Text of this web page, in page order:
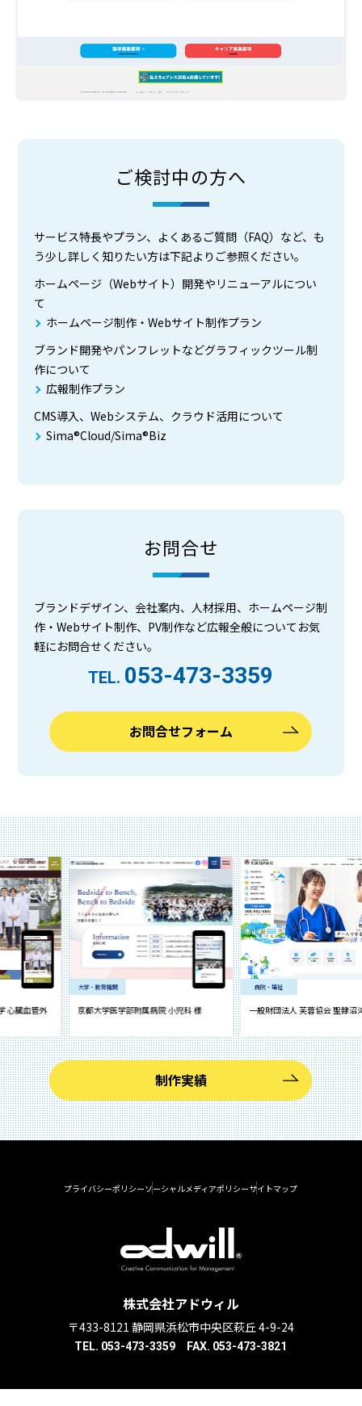
ご検討中の方へ
サービス特長やプラン、よくあるご質問（FAQ）など、も
う少し詳しく知りたい方は下記よりご参照ください。
ホームページ（Webサイト）開発やリニューアルについ
て
ホームページ制作・Webサイト制作プラン
ブランド開発やパンフレットなどグラフィックツール制
作について
広報制作プラン
CMS導入、Webシステム、クラウド活用について
Sima®Cloud/Sima®Biz
お問合せ
ブランドデザイン、会社案内、人材採用、ホームページ制
作・Webサイト制作、PV制作など広報全般についてお気
軽にお問合せください。
TEL. 053-473-3359
お問合せフォーム
管外
大学・教育機関
京都大学医学部附属病院 小児科 様
病院・福祉
一般財団法人 芙蓉協会 聖隷沼津病院
制作実績
プライバシーポリシーソーシャルメディアポリシーサイトマップ
株式会社アドウィル
〒433-8121 静岡県浜松市中央区萩丘 4-9-24
TEL. 053-473-3359 FAX. 053-473-3821